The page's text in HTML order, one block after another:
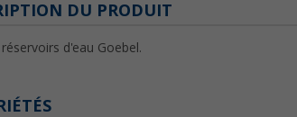
DU PRODUIT
d'eau Goebel.